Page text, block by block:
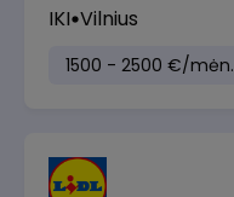
IKI Vilnius
1500 - 2500 €/mėn.